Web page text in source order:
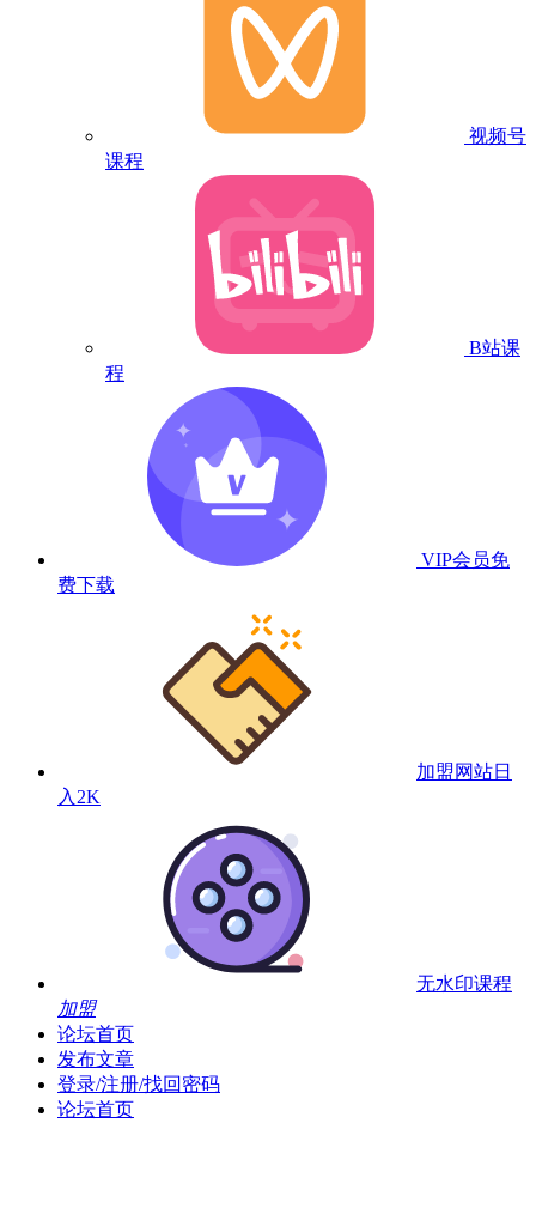
视频号
课程
B站课
程
VIP会员免
费下载
加盟网站日
入2K
无水印课程
加盟
论坛首页
发布文章
登录/注册/找回密码
论坛首页